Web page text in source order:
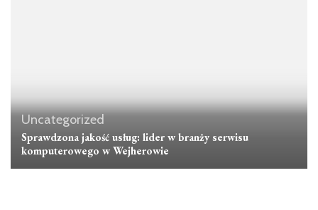
Uncategorized
Sprawdzona jakość usług: lider w branży serwisu
komputerowego w Wejherowie